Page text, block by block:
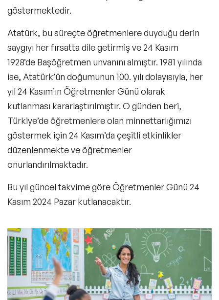
göstermektedir.
Atatürk, bu süreçte öğretmenlere duyduğu derin
saygıyı her fırsatta dile getirmiş ve 24 Kasım
1928’de Başöğretmen unvanını almıştır. 1981 yılında
ise, Atatürk’ün doğumunun 100. yılı dolayısıyla, her
yıl 24 Kasım’ın Öğretmenler Günü olarak
kutlanması kararlaştırılmıştır. O günden beri,
Türkiye’de öğretmenlere olan minnettarlığımızı
göstermek için 24 Kasım’da çeşitli etkinlikler
düzenlenmekte ve öğretmenler
onurlandırılmaktadır.
Bu yıl güncel takvime göreÖğretmenler Günü 24
Kasım 2024 Pazar kutlanacaktır.